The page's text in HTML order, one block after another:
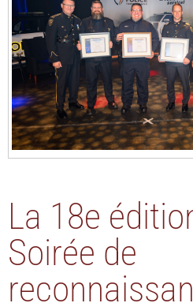
La 18e
Soirée de